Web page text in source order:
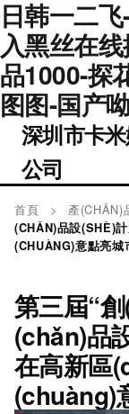
日韩一二
入黑丝在
品1000-探
图图-国产
深圳市卡
公司
首頁 > 產(CHǍN)
(CHǍN)品設(SHÈ)
(CHUÀNG)意點亮城
第三屆“
(chǎn)品
在高新區
(chuàng)